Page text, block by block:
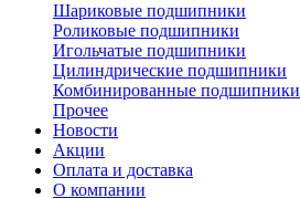
Шариковые подшипники
Роликовые подшипники
Игольчатые подшипники
Цилиндрические подшипники
Комбинированные подшипники
Прочее
Новости
Акции
Оплата и доставка
О компании